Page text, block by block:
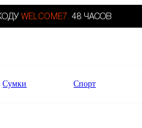
WELCOME7. 48 ЧАСОВ
Сумки Спорт